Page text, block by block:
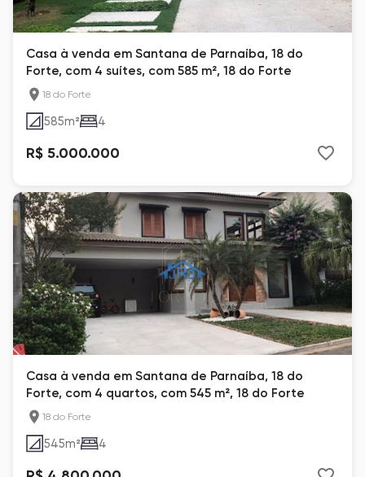
Casa à venda em Santana de Parnaíba, 18 do
Forte, com 4 suítes, com 585 m², 18 do Forte
18 do Forte
585m² 4
R$ 5.000.000
Casa à venda em Santana de Parnaíba, 18 do
Forte, com 4 quartos, com 545 m², 18 do Forte
18 do Forte
545m² 4